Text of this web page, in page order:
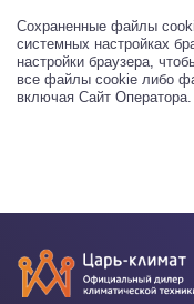
Сохраненные файлы
системных настройках
настройки браузера,
все файлы cookie либо
включая Сайт Оператора.